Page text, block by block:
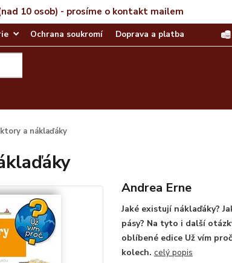
10 osob) - prosíme o kontakt mailem
Ochrana soukromí Doprava a platba
a náklaďáky
Andrea Erne
Jaké existují náklaďáky?
pásy? Na tyto i další
oblíbené edice Už vím
kolech. celý popis